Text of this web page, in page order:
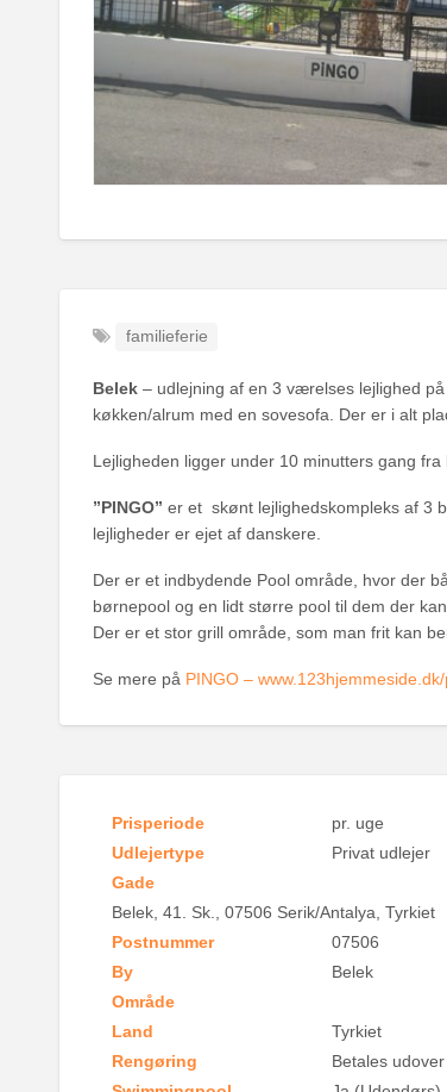
familieferie
Belek – udlejning af en 3 værelses lejlighed
køkken/alrum med en sovesofa. Der er i alt
Lejligheden ligger under 10 minutters gang
”PINGO” er et skønt lejlighedskompleks af 3
lejligheder er ejet af danskere.
Der er et indbydende Pool område, hvor der
børnepool og en lidt større pool til dem der
Der er et stor grill område, som man frit kan
Se mere på PINGO – www.123hjemmeside.dk/
Prisperiode
pr. uge
Udlejertype
Privat udlejer
Gade
Belek, 41. Sk., 07506 Serik/Antalya, Tyrkiet
Postnummer
07506
By
Belek
Område
Land
Tyrkiet
Rengøring
Betales